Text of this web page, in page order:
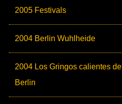
2005 Festivals
2004 Berlin Wuhlheide
2004 Los Gringos calientes de
Berlin